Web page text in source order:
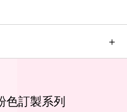
色訂製系列